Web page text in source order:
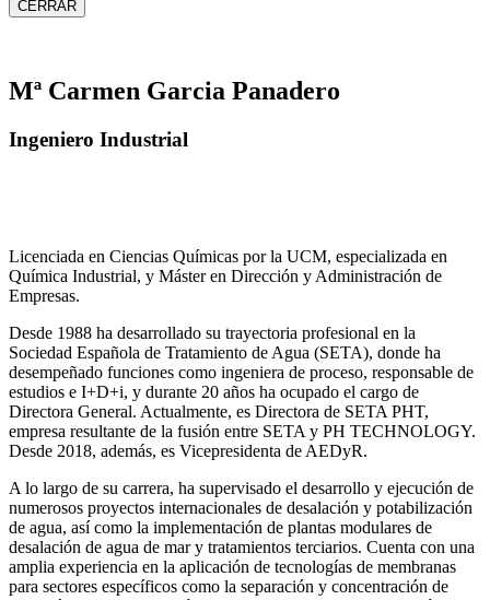
CERRAR
Mª Carmen Garcia Panadero
Ingeniero Industrial
Licenciada en Ciencias Químicas por la UCM, especializada en
Química Industrial, y Máster en Dirección y Administración de
Empresas.
Desde 1988 ha desarrollado su trayectoria profesional en la
Sociedad Española de Tratamiento de Agua (SETA), donde ha
desempeñado funciones como ingeniera de proceso, responsable de
estudios e I+D+i, y durante 20 años ha ocupado el cargo de
Directora General. Actualmente, es Directora de SETA PHT,
empresa resultante de la fusión entre SETA y PH TECHNOLOGY.
Desde 2018, además, es Vicepresidenta de AEDyR.
A lo largo de su carrera, ha supervisado el desarrollo y ejecución de
numerosos proyectos internacionales de desalación y potabilización
de agua, así como la implementación de plantas modulares de
desalación de agua de mar y tratamientos terciarios. Cuenta con una
amplia experiencia en la aplicación de tecnologías de membranas
para sectores específicos como la separación y concentración de